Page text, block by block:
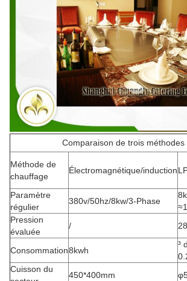
Comparaison de trois
Méthode de
chauffage
Électromagnétique/induction
Paramètre
régulier
380v/50hz/8kw/3-Phase
Pression
évaluée
/
Consommation8kwh
³
Cuisson du
450*400mm